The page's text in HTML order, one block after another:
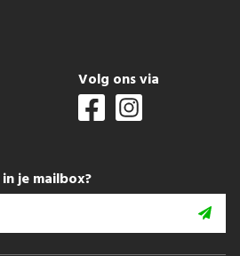
Volg ons via
je mailbox?